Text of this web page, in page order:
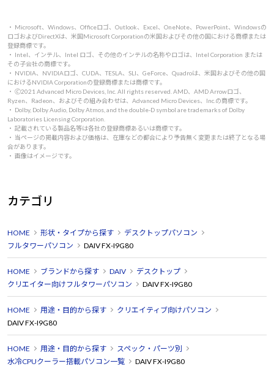
・ Microsoft、Windows、Officeロゴ、Outlook、Excel、OneNote、PowerPoint、Windowsの
ロゴおよびDirectXは、米国Microsoft Corporationの米国およびその他の国における商標または
登録商標です。
・ Intel、インテル、Intel ロゴ、その他のインテルの名称やロゴは、Intel Corporation または
その子会社の商標です。
・ NVIDIA、NVIDIAロゴ、CUDA、TESLA、SLI、GeForce、Quadroは、米国およびその他の国
におけるNVIDIA Corporationの登録商標または商標です。
・ 🄫2021 Advanced Micro Devices, Inc. All rights reserved. AMD、AMD Arrowロゴ、
Ryzen、Radeon、およびその組み合わせは、Advanced Micro Devices、Inc.の商標です。
・ Dolby, Dolby Audio, Dolby Atmos, and the double-D symbol are trademarks of Dolby
Laboratories Licensing Corporation.
・ 記載されている製品名等は各社の登録商標あるいは商標です。
・ 当ページの掲載内容および価格は、在庫などの都合により予告無く変更または終了となる場
合があります。
・ 画像はイメージです。
カテゴリ
HOME 形状・タイプから探す
デスクトップパソコン
フルタワーパソコン
DAIV FX-I9G80
HOME ブランドから探す DAIV
デスクトップ
クリエイター向けフルタワーパソコン
DAIV FX-I9G80
HOME 用途・目的から探す
クリエイティブ向けパソコン
DAIV FX-I9G80
HOME 用途・目的から探す
スペック・パーツ別
水冷CPUクーラー搭載パソコン一覧
DAIV FX-I9G80